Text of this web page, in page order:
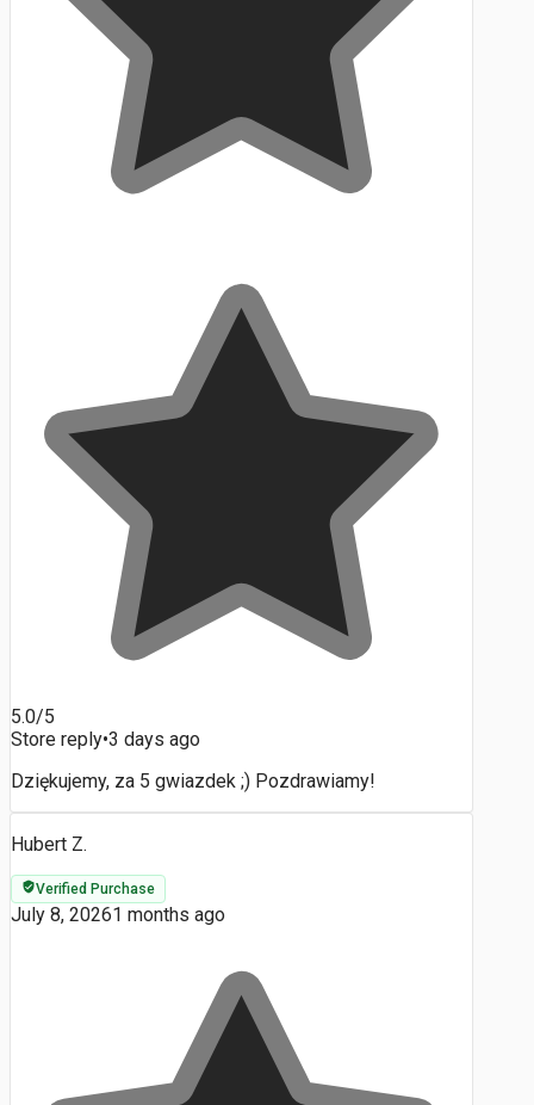
5.0/5
Store reply•3 days ago
Dziękujemy, za 5 gwiazdek ;) Pozdrawiamy!
Hubert Z.
Verified Purchase
July 8, 20261 months ago